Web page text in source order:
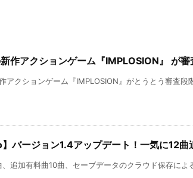
作アクションゲーム『IMPLOSION』 が
アクションゲーム『IMPLOSION』がとうとう審査段
】バージョン1.4アップデート！一気に12曲
追加有料曲10曲、セーブデータのクラウド保存によ